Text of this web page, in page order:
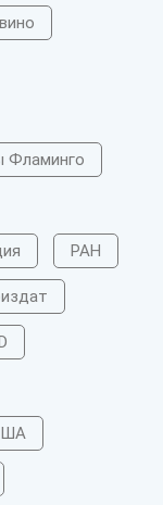
вино
Фламинго
РАН